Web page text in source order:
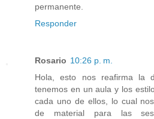
permanente.
Responder
Rosario 10:26 p. m.
Hola, esto nos reafirma la
tenemos en un aula y los
cada uno de ellos, lo cual
de material para las